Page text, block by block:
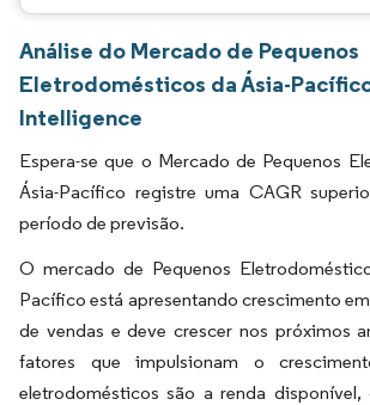
Análise do Mercado de Pequenos
Eletrodomésticos da Ásia-
Intelligence
Espera-se que o Mercado de Pequenos
Ásia-Pacífico registre uma CAGR
período de previsão.
O mercado de Pequenos
Pacífico está apresentando crescimento
de vendas e deve crescer nos próximos
fatores que impulsionam o
eletrodomésticos são a renda